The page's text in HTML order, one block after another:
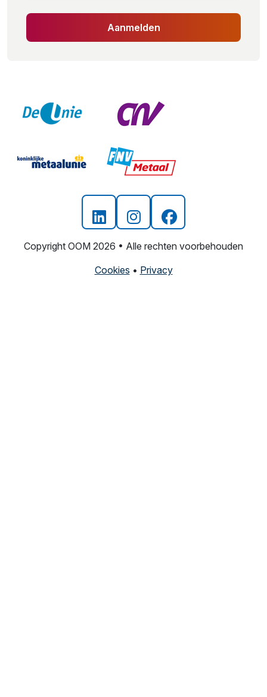
Aanmelden
Copyright OOM 2026 • Alle rechten voorbehouden
Cookies • Privacy